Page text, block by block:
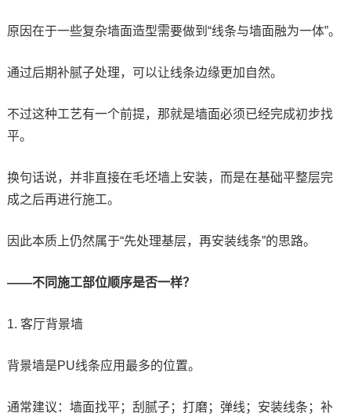
原因在于一些复杂墙面造型需要做到“线条与墙面融为一体”。
通过后期补腻子处理，可以让线条边缘更加自然。
不过这种工艺有一个前提，那就是墙面必须已经完成初步找
平。
换句话说，并非直接在毛坯墙上安装，而是在基础平整层完
成之后再进行施工。
因此本质上仍然属于“先处理基层，再安装线条”的思路。
——不同施工部位顺序是否一样？
1. 客厅背景墙
背景墙是PU线条应用最多的位置。
通常建议：墙面找平；刮腻子；打磨；弹线；安装线条；补